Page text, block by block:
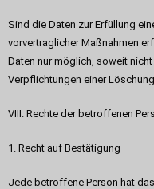
Sind die Daten zur Erfüllung
vorvertraglicher Maßnahmen
Daten nur möglich, soweit
Verpflichtungen einer
VIII. Rechte der betroffenen
1. Recht auf Bestätigung
Jede betroffene Person hat